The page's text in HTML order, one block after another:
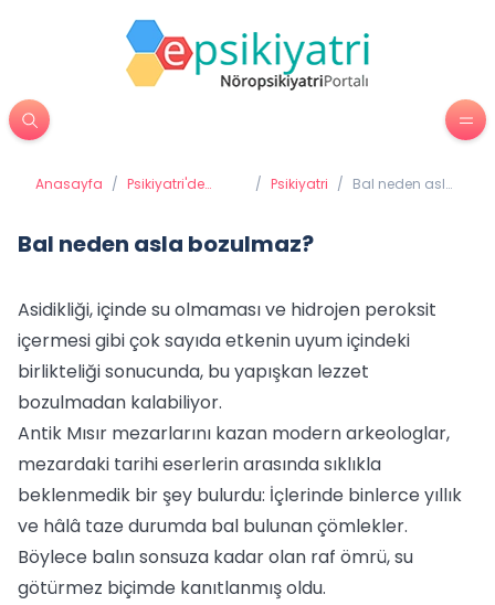
Anasayfa / Psikiyatri'de
/ Psikiyatri / Bal neden asla
Bal neden asla bozulmaz?
Asidikliği, içinde su olmaması ve hidrojen peroksit
içermesi gibi çok sayıda etkenin uyum içindeki
birlikteliği sonucunda, bu yapışkan lezzet
bozulmadan kalabiliyor.
Antik Mısır mezarlarını kazan modern arkeologlar,
mezardaki tarihi eserlerin arasında sıklıkla
beklenmedik bir şey bulurdu: İçlerinde binlerce yıllık
ve hâlâ taze durumda bal bulunan çömlekler.
Böylece balın sonsuza kadar olan raf ömrü, su
götürmez biçimde kanıtlanmış oldu.